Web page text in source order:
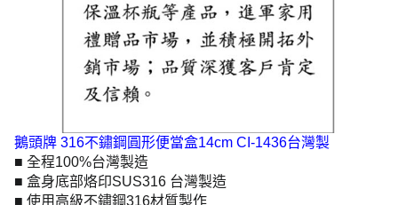
鵝頭牌 316不鏽鋼圓形便當盒14cm CI-1436台灣製
■ 全程100%台灣製造
■ 盒身底部烙印SUS316 台灣製造
■ 使用高級不鏽鋼316材質製作